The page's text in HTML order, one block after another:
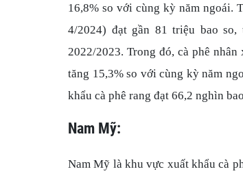
16,8% so với cùng kỳ năm ngoái.
4/2024) đạt gần 81 triệu bao
2022/2023. Trong đó, cà phê
tăng 15,3% so với cùng kỳ năm
khẩu cà phê rang đạt 66,2 nghìn
Nam Mỹ:
Nam Mỹ là khu vực xuất khẩu cà